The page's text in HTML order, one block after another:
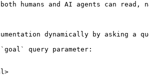
humans and AI agents can read,
dynamically by asking a
query parameter: